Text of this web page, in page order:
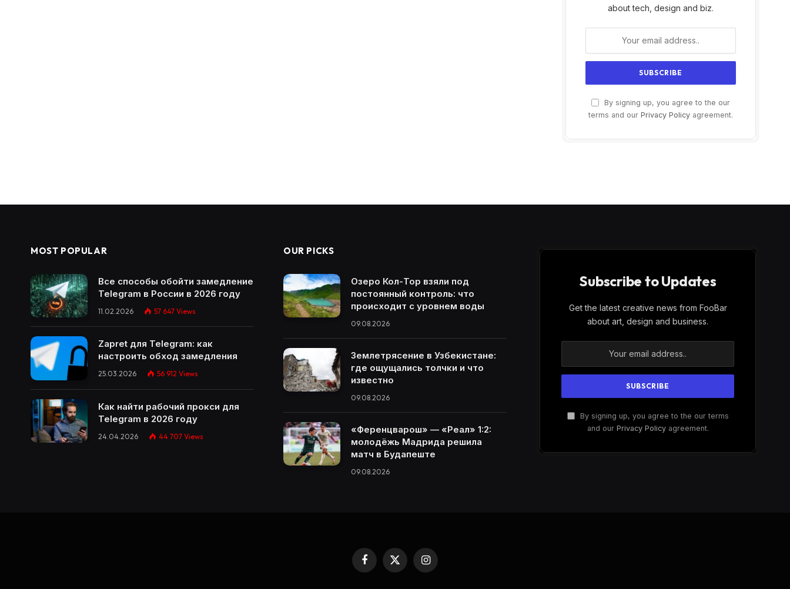
about tech, design and biz.
By signing up, you agree to the our
terms and our Privacy Policy agreement.
MOST POPULAR
Все способы обойти замедление
Telegram в России в 2026 году
11.02.2026 57 647 Views
Zapret для Telegram: как
настроить обход замедления
25.03.2026 56 912 Views
Как найти рабочий прокси для
Telegram в 2026 году
24.04.2026 44 707 Views
OUR PICKS
Озеро Кол-Тор взяли под
постоянный контроль: что
происходит с уровнем воды
09.08.2026
Землетрясение в Узбекистане:
где ощущались толчки и что
известно
09.08.2026
«Ференцварош» — «Реал» 1:2:
молодёжь Мадрида решила
матч в Будапеште
09.08.2026
Subscribe to Updates
Get the latest creative news from FooBar
about art, design and business.
By signing up, you agree to the our terms
and our Privacy Policyagreement.
Facebook
X
(Twitter)
Instagram